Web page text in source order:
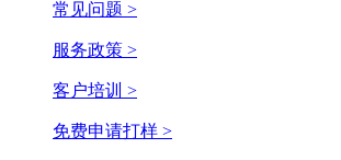
常见问题 >
服务政策 >
客户培训 >
免费申请打样 >